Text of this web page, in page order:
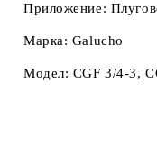
Приложение:
Марка: Galucho
Модел: CGF 3/4-3,